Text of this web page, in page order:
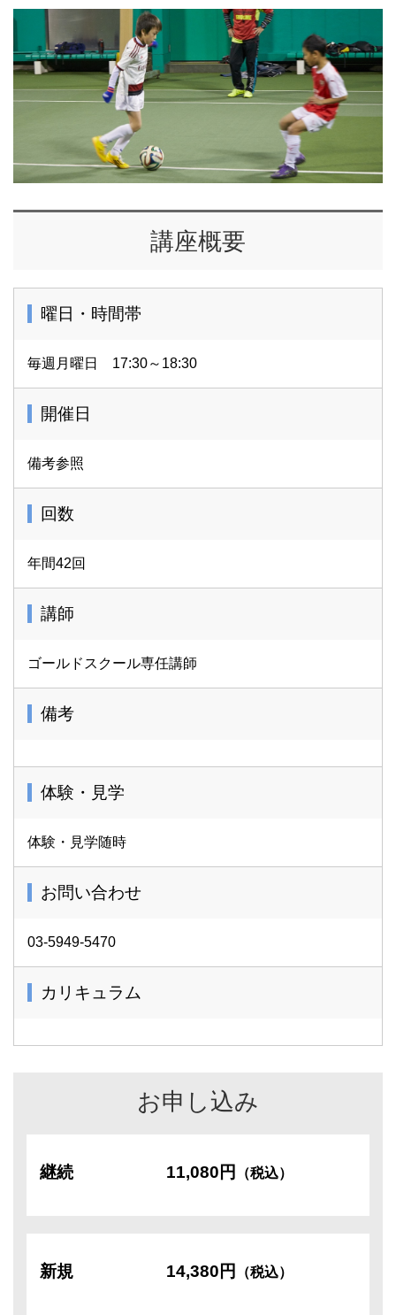
講座概要
曜日・時間帯
毎週月曜日 17:30～18:30
開催日
備考参照
回数
年間42回
講師
ゴールドスクール専任講師
備考
体験・見学
体験・見学随時
お問い合わせ
03-5949-5470
カリキュラム
お申し込み
継続 11,080円 （税込）
新規 14,380円 （税込）